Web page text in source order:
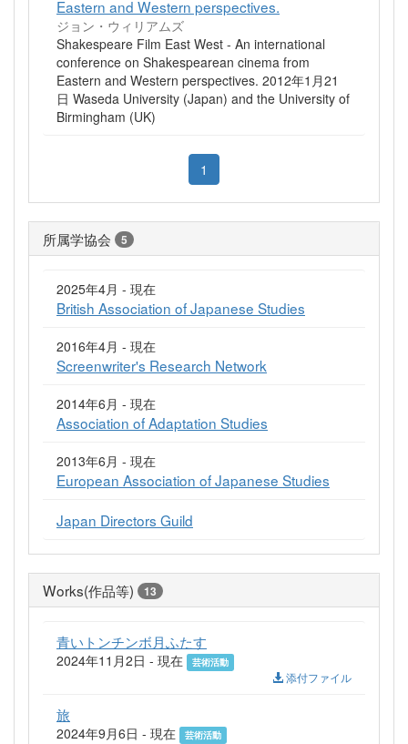
Eastern and Western perspectives.
ジョン・ウィリアムズ
Shakespeare Film East West - An international
conference on Shakespearean cinema from
Eastern and Western perspectives. 2012年1月21
日 Waseda University (Japan) and the University of
Birmingham (UK)
1
所属学協会 5
2025年4月 - 現在
British Association of Japanese Studies
2016年4月 - 現在
Screenwriter's Research Network
2014年6月 - 現在
Association of Adaptation Studies
2013年6月 - 現在
European Association of Japanese Studies
Japan Directors Guild
Works(作品等) 13
青いトンチンボ月ふたす
2024年11月2日 - 現在 芸術活動
添付ファイル
旅
2024年9月6日 - 現在 芸術活動